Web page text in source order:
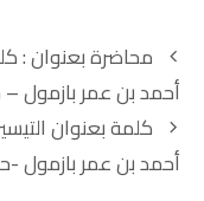
تصفّح
المقالات
محاضرة بعنوان :
أحمد بن عمر بازمول
كلمة بعنوان
أحمد بن عمر بازمول -